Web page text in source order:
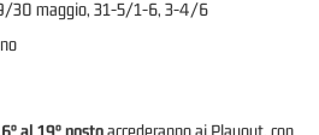
30 maggio, 31-5/1-6, 3-4/6
al 19° postoaccederanno ai Playout, con